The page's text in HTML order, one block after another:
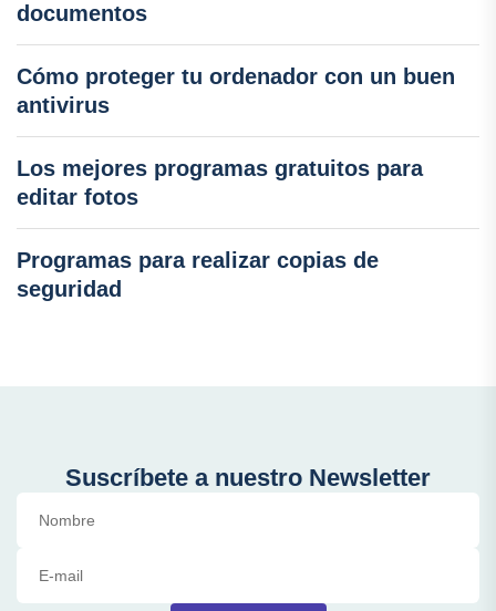
documentos
Cómo proteger tu ordenador con un buen
antivirus
Los mejores programas gratuitos para
editar fotos
Programas para realizar copias de
seguridad
Suscríbete a nuestro Newsletter